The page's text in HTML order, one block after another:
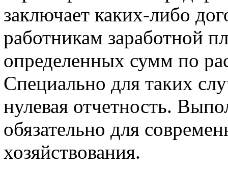
заключает каких-либо
работникам заработной
определенных сумм по
Специально для таких
нулевая отчетность.
обязательно для
хозяйствования.